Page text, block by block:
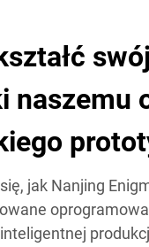
naszemu
jak Nanjing